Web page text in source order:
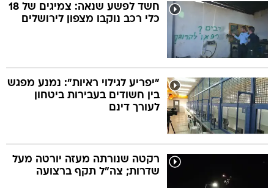
חשד לפשע שנאה: צמיגים של 18
כלי רכב נוקבו מצפון לירושלים
"יפריע לגילוי ראיות": נמנע מפגש
בין חשודים בעבירות ביטחון
לעורך דינם
רקטה שנורתה מעזה יורטה מעל
שדרות; צה"ל תקף ברצועה